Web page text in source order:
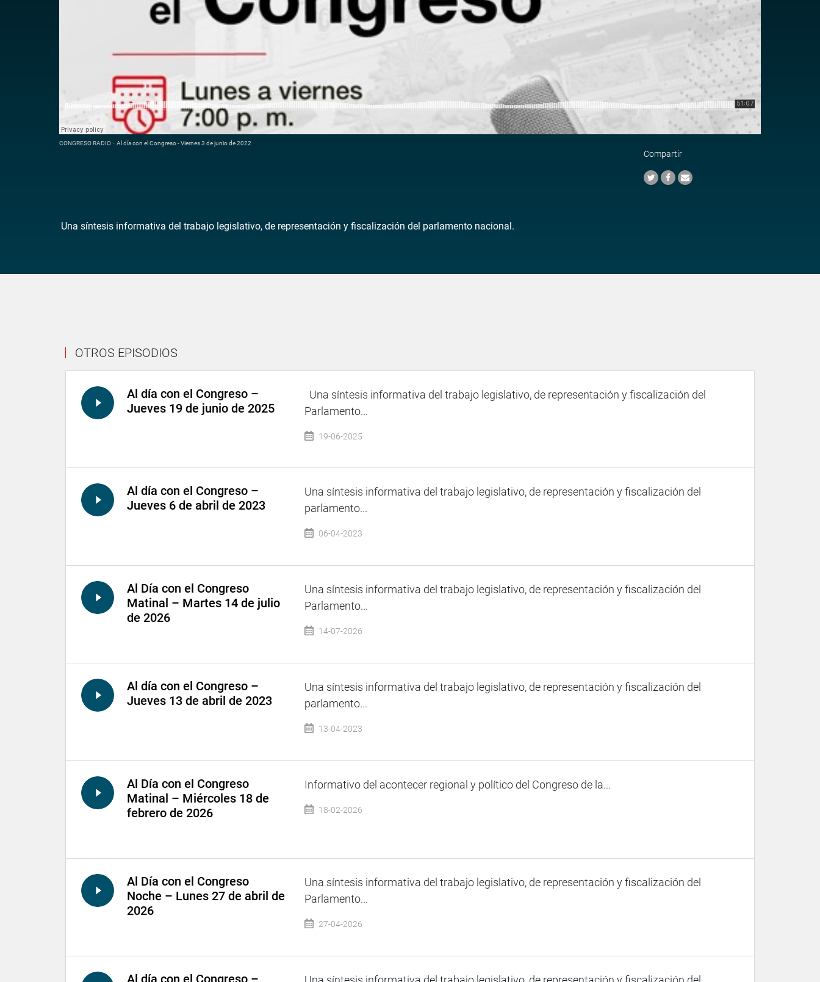
CONGRESO RADIO · Al día con el Congreso - Viernes 3 de junio de 2022
Compartir
Una síntesis informativa del trabajo legislativo, de representación y fiscalización del parlamento nacional.
OTROS EPISODIOS
Al día con el Congreso –
Jueves 19 de junio de 2025
Una síntesis informativa del trabajo legislativo, de representación y fiscalización del
Parlamento...
19-06-2025
Al día con el Congreso –
Jueves 6 de abril de 2023
Una síntesis informativa del trabajo legislativo, de representación y fiscalización del
parlamento...
06-04-2023
Al Día con el Congreso
Matinal – Martes 14 de julio
de 2026
Una síntesis informativa del trabajo legislativo, de representación y fiscalización del
Parlamento...
14-07-2026
Al día con el Congreso –
Jueves 13 de abril de 2023
Una síntesis informativa del trabajo legislativo, de representación y fiscalización del
parlamento...
13-04-2023
Al Día con el Congreso
Matinal – Miércoles 18 de
febrero de 2026
Informativo del acontecer regional y político del Congreso de la...
18-02-2026
Al Día con el Congreso
Noche – Lunes 27 de abril de
2026
Una síntesis informativa del trabajo legislativo, de representación y fiscalización del
Parlamento...
27-04-2026
Al día con el Congreso –